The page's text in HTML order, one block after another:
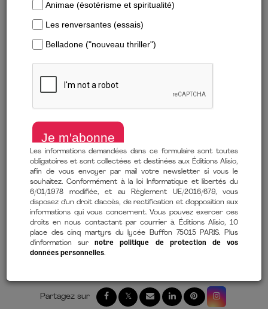
Télécharger un extrait
La star des Jeux de Paris 2024 livre sa vérité
deKaylia Nemour(auteur)
4 décembre 2025
Les informations demandées dans ce formulaire sont toutes
obligatoires et sont collectées et destinées aux Éditions Alisio,
afin de vous envoyer par mail votre newsletter si vous le
souhaitez. Conformément à la loi Informatique et libertés du
6/01/1978 modifiée, et au Règlement UE/2016/679, vous
disposez d'un droit d'accès, de rectification et d'opposition aux
informations qui vous concernent. Vous pouvez exercer ces
droits en nous contactant par courrier à Éditions Alisio, 10
place des cinq martyrs du lycée Buffon 75015 PARIS. Plus
d'information surnotre politique de protection de vos
données personnelles.